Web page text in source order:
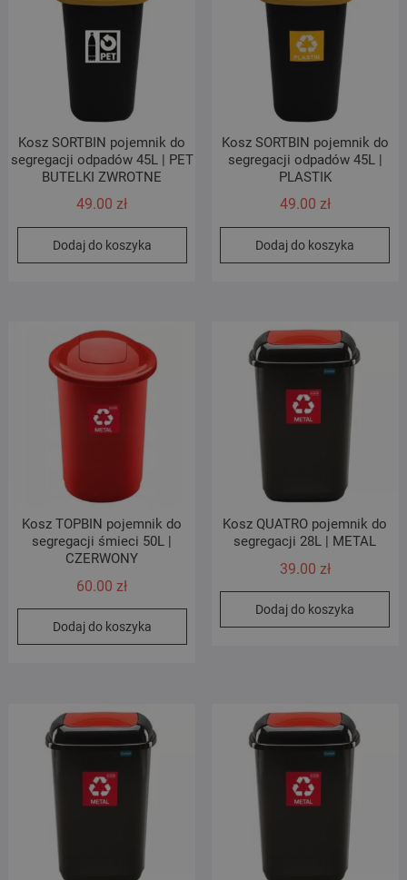
Kosz SORTBIN pojemnik do
segregacji odpadów 45L | PET
BUTELKI ZWROTNE
49.00zł
Dodaj do koszyka
Kosz SORTBIN pojemnik do
segregacji odpadów 45L |
PLASTIK
49.00 zł
Dodaj do koszyka
Kosz TOPBIN pojemnik do
segregacji śmieci 50L |
CZERWONY
60.00zł
Dodaj do koszyka
Kosz QUATRO pojemnik do
segregacji 28L | METAL
39.00 zł
Dodaj do koszyka